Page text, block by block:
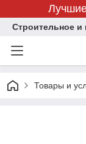
Строительное
Товары и